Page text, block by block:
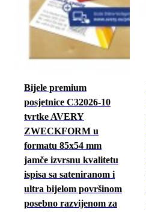
Bijele premium
posjetnice C32026-10
tvrtke AVERY
ZWECKFORM u
formatu 85x54 mm
jamče izvrsnu kvalitetu
ispisa sa sateniranom i
ultra bijelom površinom
posebno razvijenom za